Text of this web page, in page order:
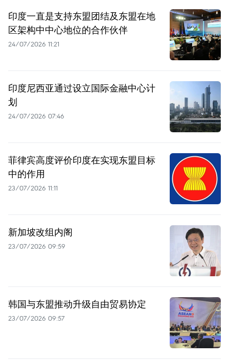
印度一直是支持东盟团结及东盟在地
区架构中中心地位的合作伙伴
24/07/2026 11:21
印度尼西亚通过设立国际金融中心计
划
24/07/2026 07:46
菲律宾高度评价印度在实现东盟目标
中的作用
23/07/2026 11:11
新加坡改组内阁
23/07/2026 09:59
韩国与东盟推动升级自由贸易协定
23/07/2026 09:57